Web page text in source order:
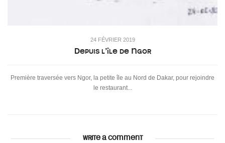
24 FÉVRIER 2019
Depuis l’île de Ngor
Première traversée vers Ngor, la petite île au Nord de Dakar, pour rejoindre
le restaurant...
WRITE A COMMENT